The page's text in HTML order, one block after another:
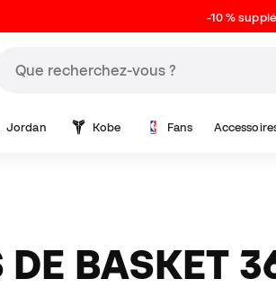
-10 %
Jordan Kobe Fans
DE BASKET